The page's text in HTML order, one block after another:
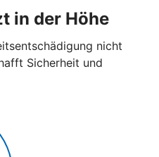
in der Höhe
nicht
Sicherheit und